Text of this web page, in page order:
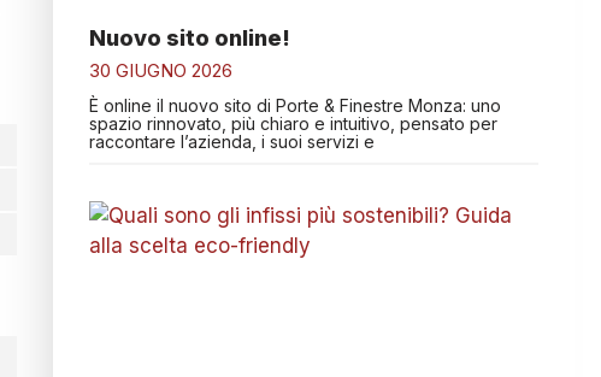
Nuovo sito online!
30 GIUGNO 2026
È online il nuovo sito di Porte & Finestre Monza: uno
spazio rinnovato, più chiaro e intuitivo, pensato per
raccontare l’azienda, i suoi servizi e